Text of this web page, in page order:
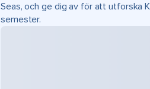
Seas, och ge dig av för att utforska
semester.